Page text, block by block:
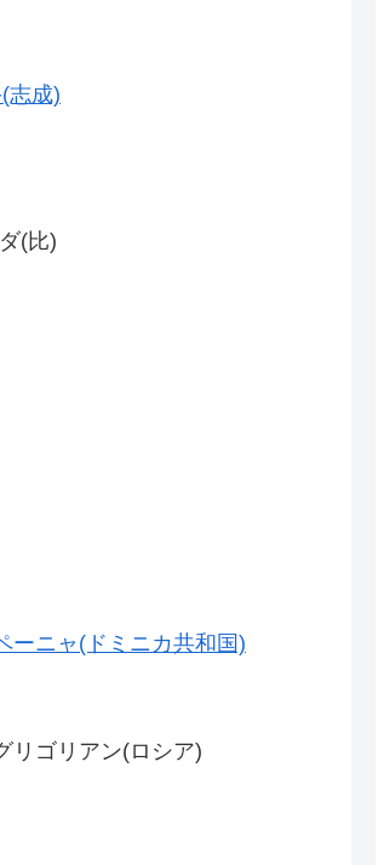
志成)
(比)
ーニャ(ドミニカ共和国)
ゴリアン(ロシア)